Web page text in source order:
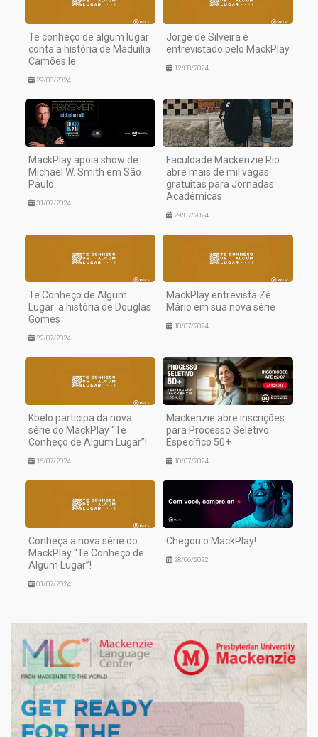
Te conheço de algum lugar
conta a história de Maduilia
Camões Ie
29/08/2024
Jorge de Silveira é
entrevistado pelo MackPlay
12/08/2024
MackPlay apoia show de
Michael W. Smith em São
Paulo
31/07/2024
Faculdade Mackenzie Rio
abre mais de mil vagas
gratuitas para Jornadas
Acadêmicas
29/07/2024
Te Conheço de Algum
Lugar: a história de Douglas
Gomes
22/07/2024
MackPlay entrevista Zé
Mário em sua nova série
18/07/2024
Kbelo participa da nova
série do MackPlay “Te
Conheço de Algum Lugar”!
16/07/2024
Mackenzie abre inscrições
para Processo Seletivo
Específico 50+
10/07/2024
Conheça a nova série do
MackPlay “Te Conheço de
Algum Lugar”!
01/07/2024
Chegou o MackPlay!
28/06/2022